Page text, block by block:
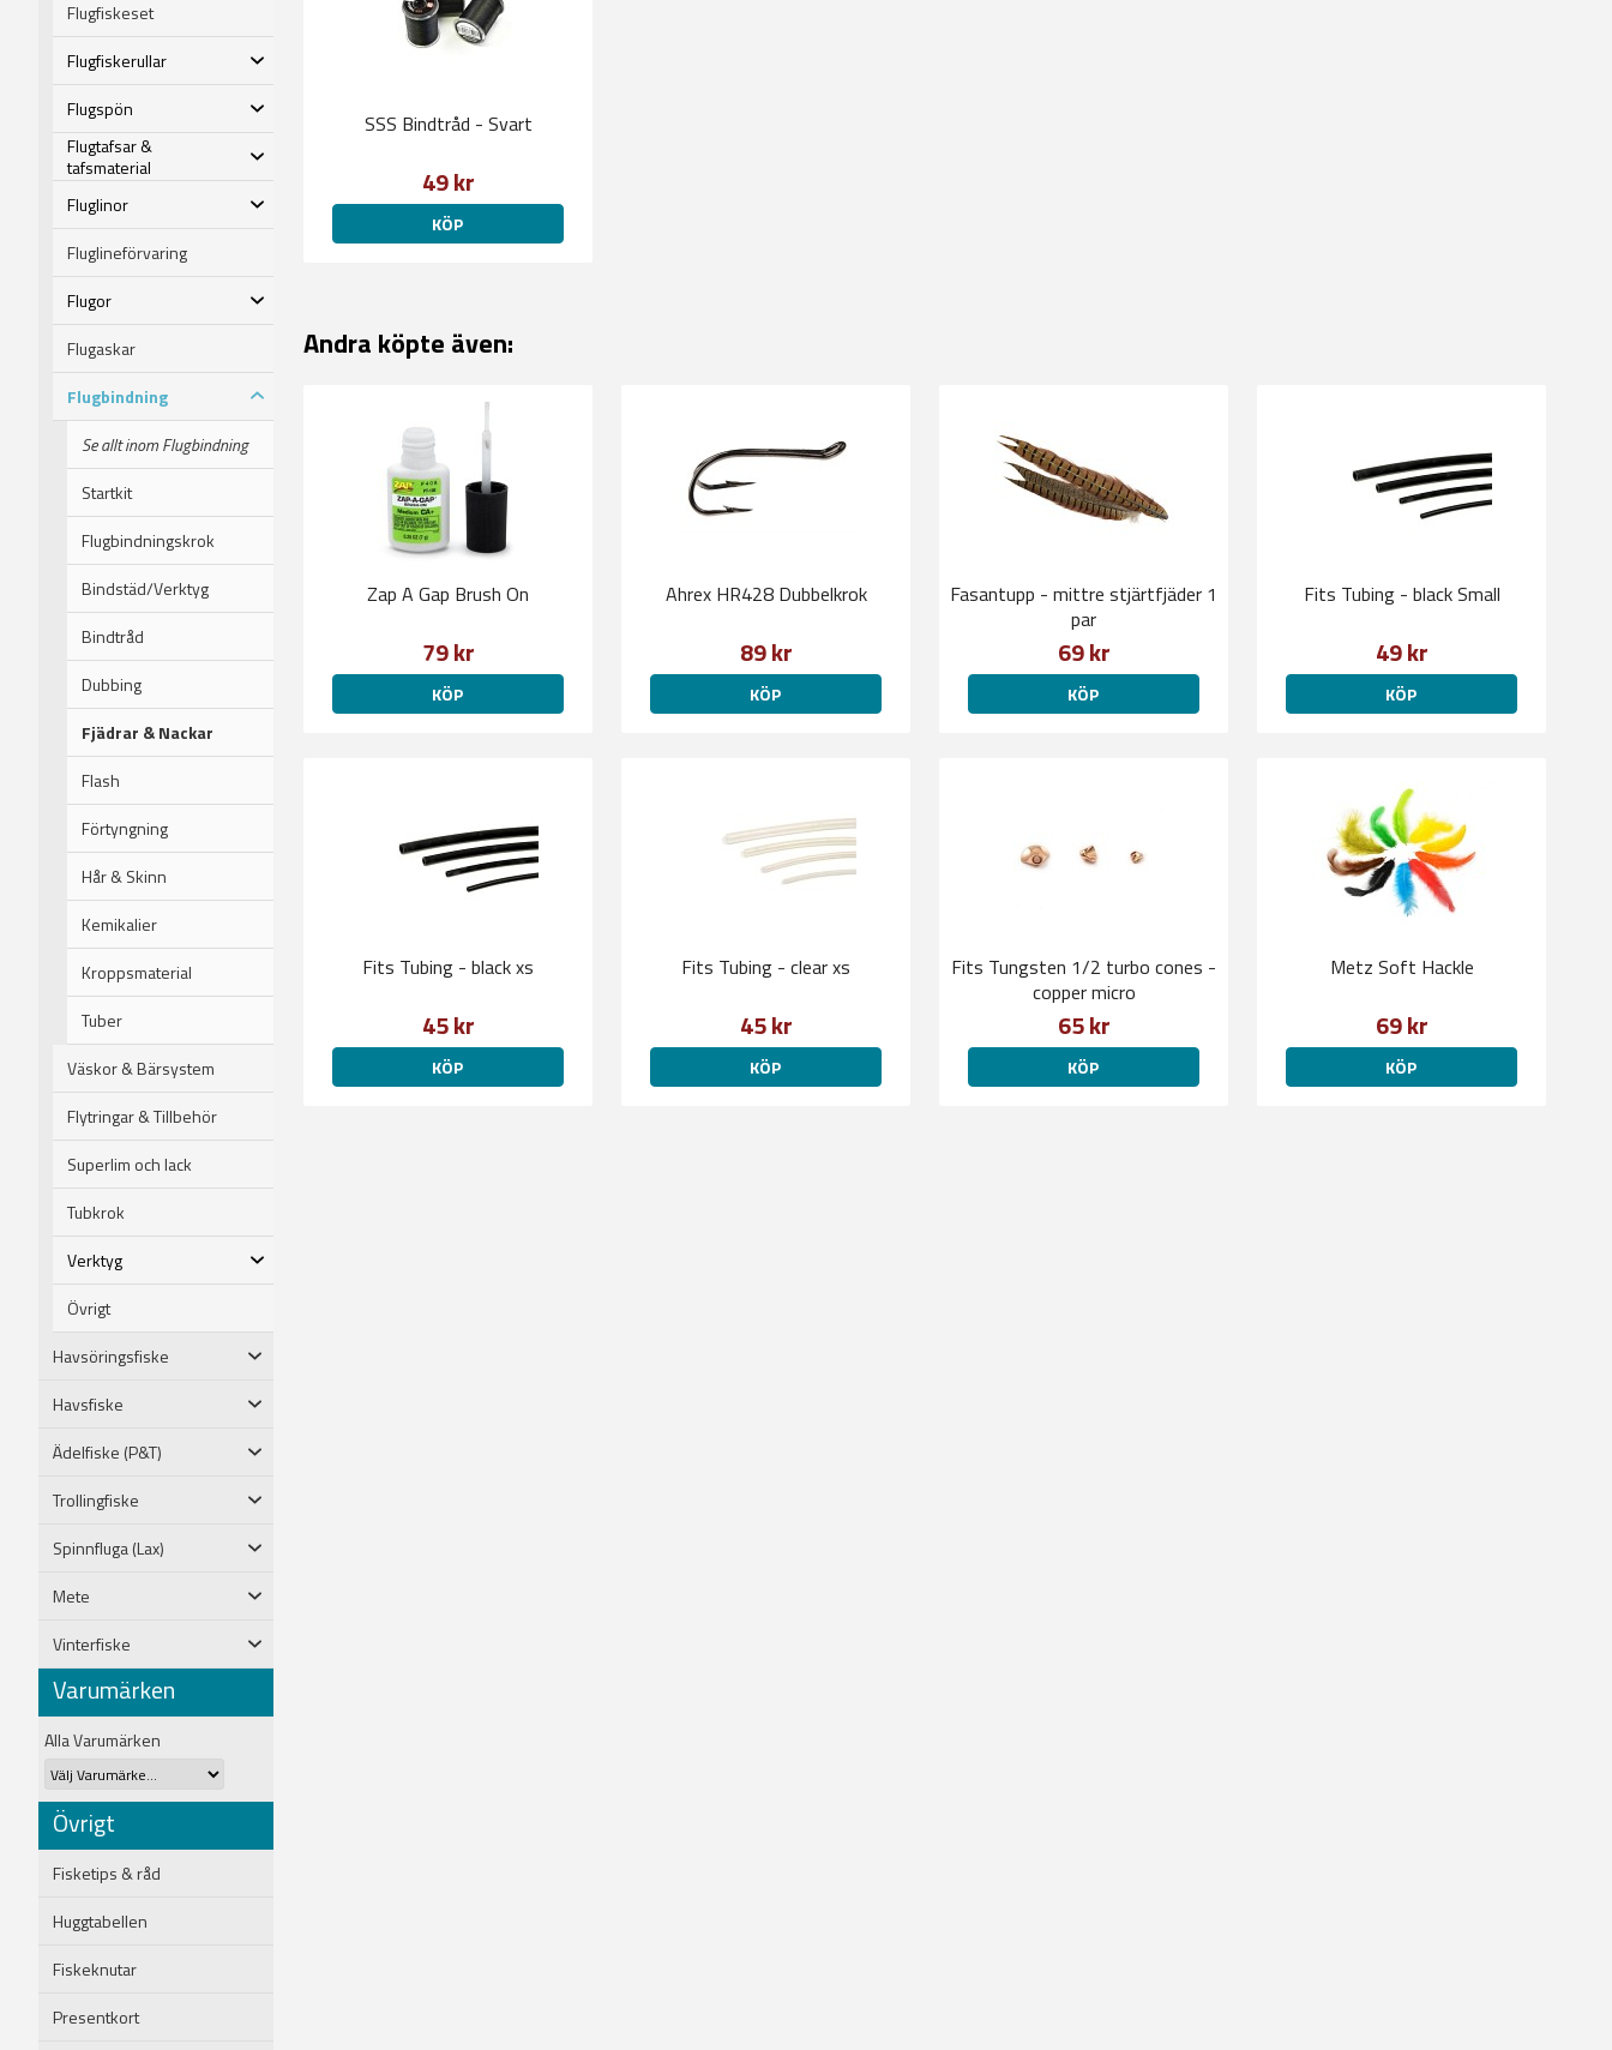
Flugfiskeset
Flugfiskerullar
Flugspön
Flugtafsar &
tafsmaterial
Fluglinor
Fluglineförvaring
Flugor
Flugaskar
Flugbindning
Se allt inom Flugbindning
Startkit
Flugbindningskrok
Bindstäd/Verktyg
Bindtråd
Dubbing
Fjädrar & Nackar
Flash
Förtyngning
Hår & Skinn
Kemikalier
Kroppsmaterial
Tuber
Väskor & Bärsystem
Flytringar & Tillbehör
Superlim och lack
Tubkrok
Verktyg
Övrigt
Havsöringsfiske
Havsfiske
Ädelfiske (P&T)
Trollingfiske
Spinnfluga (Lax)
Mete
Vinterfiske
Varumärken
Alla Varumärken
Övrigt
Fisketips & råd
Huggtabellen
Fiskeknutar
Presentkort
SSS Bindtråd - Svart
49 kr
KÖP
Andra köpte även:
Zap A Gap Brush On
79 kr
KÖP
Ahrex HR428 Dubbelkrok
89 kr
KÖP
Fasantupp - mittre stjärtfjäder 1
par
69 kr
KÖP
Fits Tubing - black Small
49 kr
KÖP
Fits Tubing - black xs
45 kr
KÖP
Fits Tubing - clear xs
45 kr
KÖP
Fits Tungsten 1/2 turbo cones -
copper micro
65 kr
KÖP
Metz Soft Hackle
69 kr
KÖP